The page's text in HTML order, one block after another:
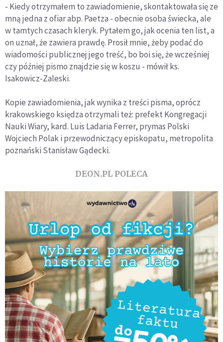
- Kiedy otrzymałem to zawiadomienie, skontaktowała się ze
mną jedna z ofiar abp. Paetza - obecnie osoba świecka, ale
w tamtych czasach kleryk. Pytałem go, jak ocenia ten list, a
on uznał, że zawiera prawdę. Prosił mnie, żeby podać do
wiadomości publicznej jego treść, bo boi się, że wcześniej
czy później pismo znajdzie się w koszu - mówił ks.
Isakowicz-Zaleski.
Kopie zawiadomienia, jak wynika z treści pisma, oprócz
krakowskiego księdza otrzymali też: prefekt Kongregacji
Nauki Wiary, kard. Luis Ladaria Ferrer, prymas Polski
Wojciech Polak i przewodniczący episkopatu, metropolita
poznański Stanisław Gądecki.
DEON.PL POLECA